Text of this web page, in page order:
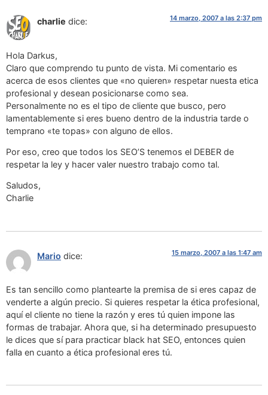
charlie dice: 14 marzo, 2007 a las 2:37 pm
Hola Darkus,
Claro que comprendo tu punto de vista. Mi comentario es
acerca de esos clientes que «no quieren» respetar nuesta etica
profesional y desean posicionarse como sea.
Personalmente no es el tipo de cliente que busco, pero
lamentablemente si eres bueno dentro de la industria tarde o
temprano «te topas» con alguno de ellos.
Por eso, creo que todos los SEO’S tenemos el DEBER de
respetar la ley y hacer valer nuestro trabajo como tal.
Saludos,
Charlie
Mario dice: 15 marzo, 2007 a las 1:47 am
Es tan sencillo como plantearte la premisa de si eres capaz de
venderte a algún precio. Si quieres respetar la ética profesional,
aquí el cliente no tiene la razón y eres tú quien impone las
formas de trabajar. Ahora que, si ha determinado presupuesto
le dices que sí para practicar black hat SEO, entonces quien
falla en cuanto a ética profesional eres tú.